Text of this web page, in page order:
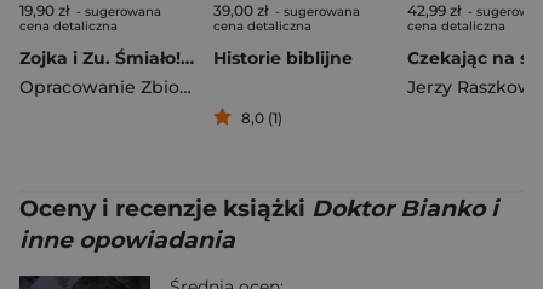
19,90 zł - sugerowana
cena detaliczna
Zojka i Zu. Śmiało! Dasz radę!
Opracowanie Zbiorowe
39,00 zł - sugerowana
cena detaliczna
Historie biblijne
8,0 (1)
42,99 zł -
cena detaliczna
Jerzy
Oceny i recenzje książki Doktor Bianko i
inne opowiadania